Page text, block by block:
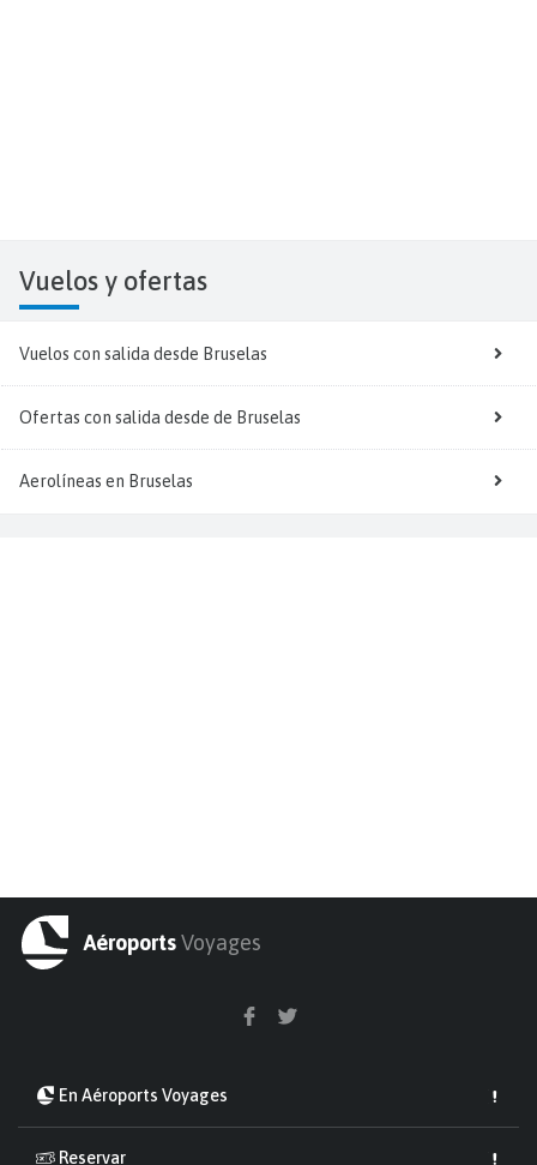
Vuelos y ofertas
Vuelos con salida desde Bruselas
Ofertas con salida desde de Bruselas
Aerolíneas en Bruselas
AéroportsVoyages
En Aéroports Voyages
Reservar